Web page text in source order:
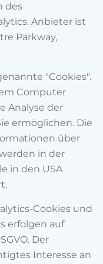
des
Anbieter ist
Parkway,
"Cookies".
Computer
Analyse der
ermöglichen. Die
über
in der
in den USA
Cookies und
erfolgen auf
Der
Interesse an